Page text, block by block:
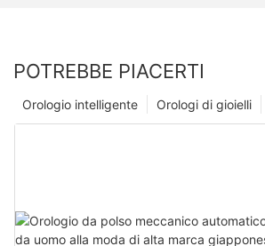
POTREBBE PIACERTI
Orologi di gioielli
Orologio intelligente